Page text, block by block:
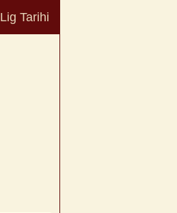
Lig Tarihi